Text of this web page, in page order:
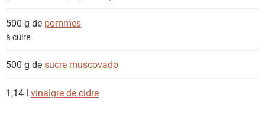
500 g de pommes
à cuire
500 g desucre muscovado
1,14 l vinaigre de cidre